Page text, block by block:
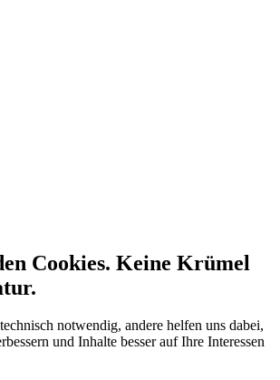
Cookies. Keine Krümel
notwendig, andere helfen uns dabei,
und Inhalte besser auf Ihre Interessen